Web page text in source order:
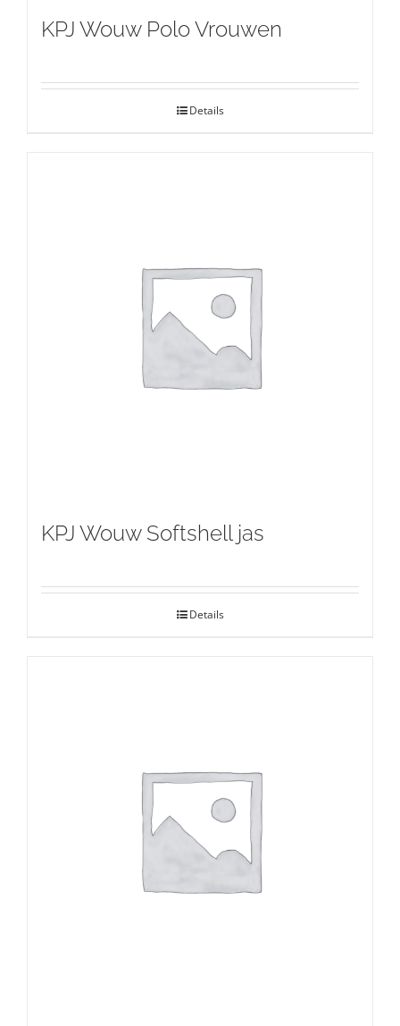
KPJ Wouw Polo Vrouwen
Details
KPJ Wouw Softshell jas
Details